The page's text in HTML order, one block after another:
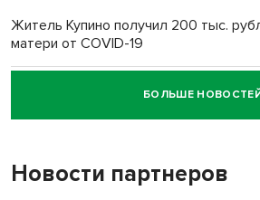
Житель Купино получил 200 тыс.
матери от COVID-19
Новосибирский суд наказал водителя
пенсионерки на вокзале
«Мы живём на пастбище!»: в
терроризируют жителей
БОЛЬШЕ
Новости партнеров